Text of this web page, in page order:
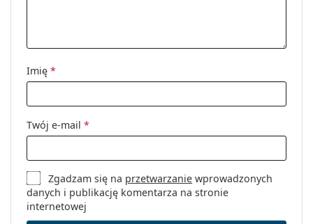
Imię *
Twój e-mail *
Zgadzam się na przetwarzanie wprowadzonych
danych i publikację komentarza na stronie
internetowej